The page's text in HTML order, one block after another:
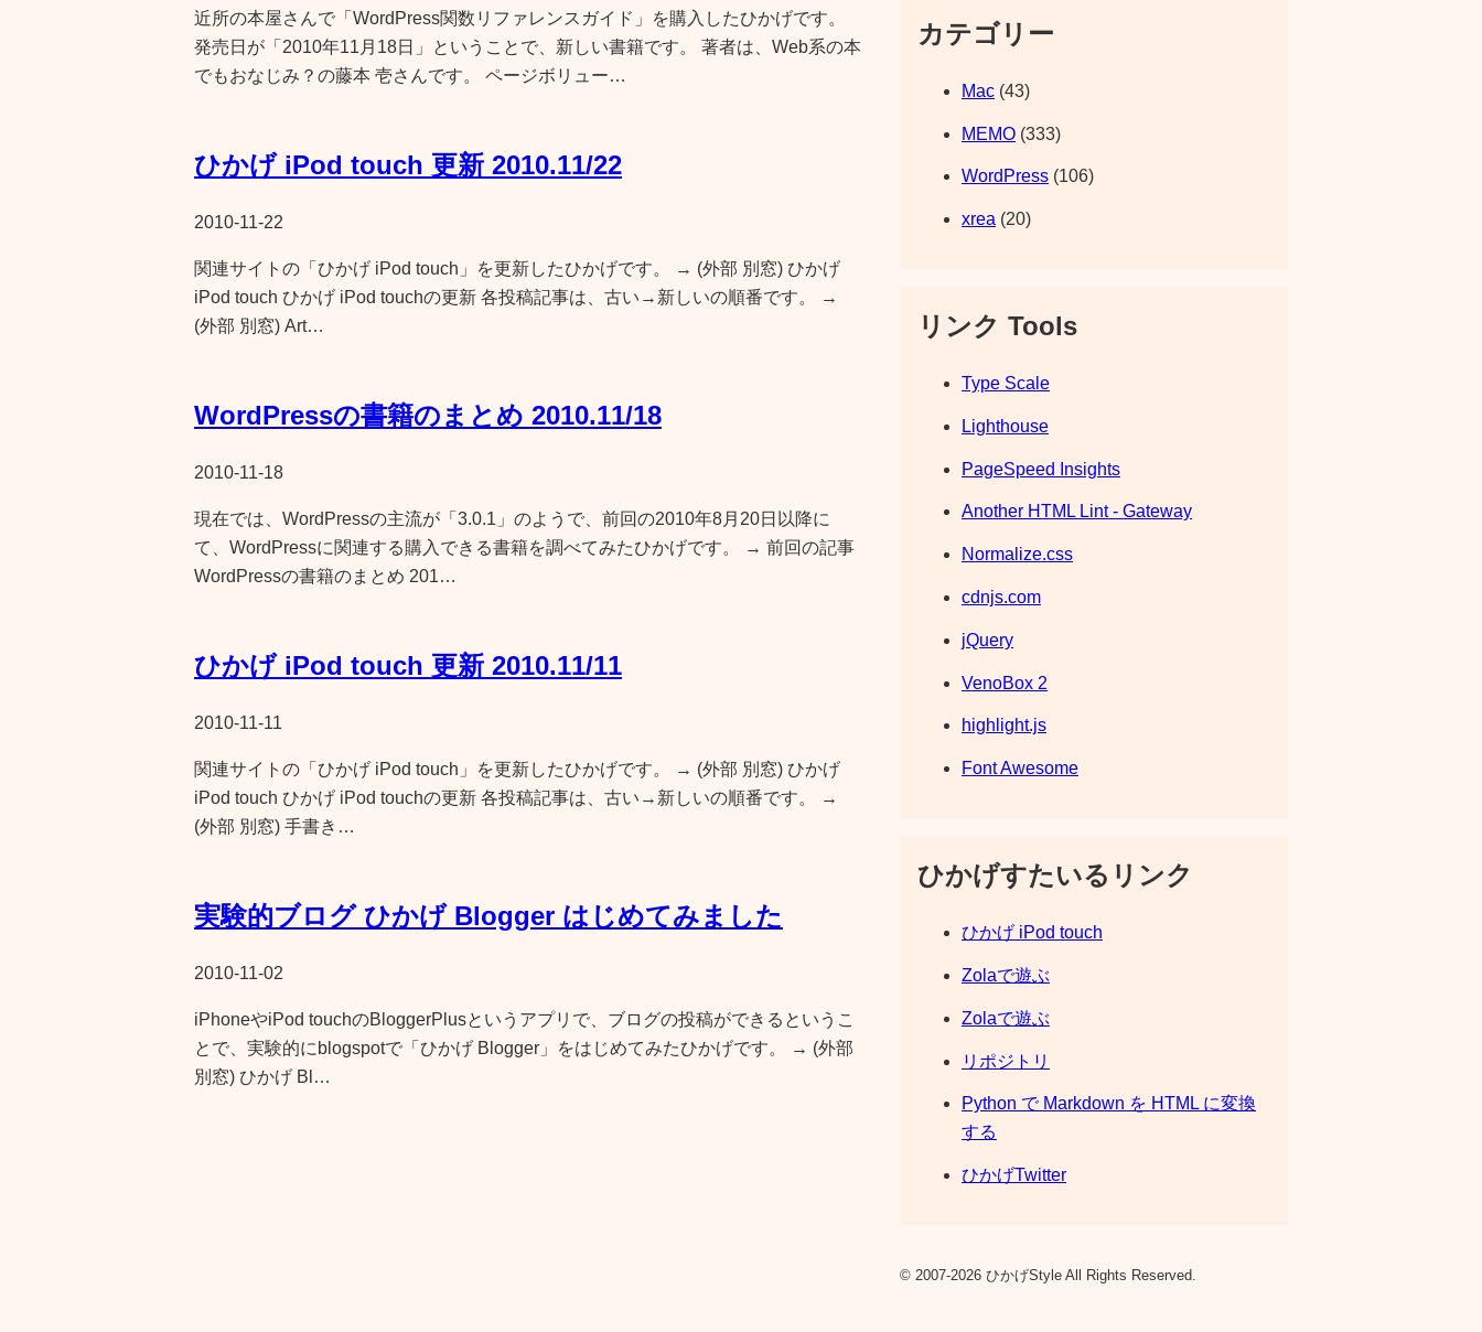
近所の本屋さんで「WordPress関数リファレンスガイド」を購入したひかげです。
発売日が「2010年11月18日」ということで、新しい書籍です。 著者は、Web系の本
でもおなじみ？の藤本 壱さんです。 ページボリュー…
ひかげ iPod touch 更新 2010.11/22
2010-11-22
関連サイトの「ひかげ iPod touch」を更新したひかげです。 → (外部 別窓) ひかげ
iPod touch ひかげ iPod touchの更新 各投稿記事は、古い→新しいの順番です。 →
(外部 別窓) Art…
WordPressの書籍のまとめ 2010.11/18
2010-11-18
現在では、WordPressの主流が「3.0.1」のようで、前回の2010年8月20日以降に
て、WordPressに関連する購入できる書籍を調べてみたひかげです。 → 前回の記事
WordPressの書籍のまとめ 201…
ひかげ iPod touch 更新 2010.11/11
2010-11-11
関連サイトの「ひかげ iPod touch」を更新したひかげです。 → (外部 別窓) ひかげ
iPod touch ひかげ iPod touchの更新 各投稿記事は、古い→新しいの順番です。 →
(外部 別窓) 手書き…
実験的ブログ ひかげ Blogger はじめてみました
2010-11-02
iPhoneやiPod touchのBloggerPlusというアプリで、ブログの投稿ができるというこ
とで、実験的にblogspotで「ひかげ Blogger」をはじめてみたひかげです。 → (外部
別窓) ひかげ Bl…
カテゴリー
Mac (43)
MEMO (333)
WordPress (106)
xrea (20)
リンク Tools
Type Scale
Lighthouse
PageSpeed Insights
Another HTML Lint - Gateway
Normalize.css
cdnjs.com
jQuery
VenoBox 2
highlight.js
Font Awesome
ひかげすたいるリンク
ひかげ iPod touch
Zolaで遊ぶ
Zolaで遊ぶ
リポジトリ
Python で Markdown を HTML に変換
する
ひかげTwitter
© 2007-2026 ひかげStyle All Rights Reserved.